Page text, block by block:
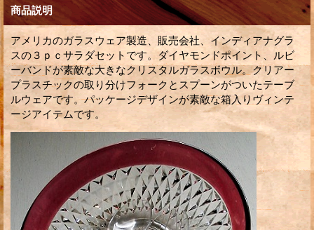
商品説明
アメリカのガラスウェア製造、販売会社、インディアナグラ
スの３ｐｃサラダセットです。ダイヤモンドポイント、ルビ
ーバンドが素敵な大きなクリスタルガラスボウル。クリアー
プラスチックの取り分けフォークとスプーンがついたテーブ
ルウェアです。パッケージデザインが素敵な箱入りヴィンテ
ージアイテムです。